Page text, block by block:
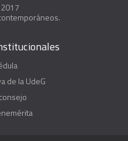
de la UdeG